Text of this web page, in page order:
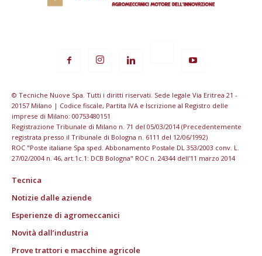
© Tecniche Nuove Spa. Tutti i diritti riservati. Sede legale Via Eritrea 21 -
20157 Milano | Codice fiscale, Partita IVA e Iscrizione al Registro delle
imprese di Milano: 00753480151
Registrazione Tribunale di Milano n. 71 del 05/03/2014 (Precedentemente
registrata presso il Tribunale di Bologna n. 6111 del 12/06/1992)
ROC "Poste italiane Spa sped. Abbonamento Postale DL 353/2003 conv. L.
27/02/2004 n. 46, art.1c.1: DCB Bologna" ROC n. 24344 dell'11 marzo 2014
Tecnica
Notizie dalle aziende
Esperienze di agromeccanici
Novità dall’industria
Prove trattori e macchine agricole